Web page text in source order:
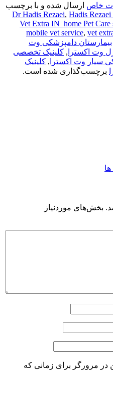
خاص ارسال شده و با برچسب
Dr Hadis Rezaei, Hadis
Vet Extra IN_home Pet Care
mobile vet service, vet
بیمارستان دامپزشکی وت
وت اکسترا , کلینیک تخصصی
سیار وت اکسترا , کلینیک
برچسب‌گذاری شده است.
بخش‌های موردنیاز
در مرورگر برای زمانی که